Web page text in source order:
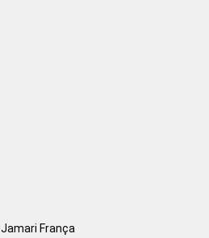
Jamari França